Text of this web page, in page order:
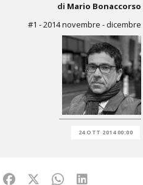
di Mario Bonaccorso
#1 - 2014 novembre - dicembre
24 OTT 2014 00:00